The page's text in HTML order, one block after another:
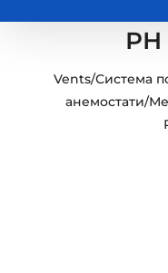
РН
Vents/Система
анемостати/